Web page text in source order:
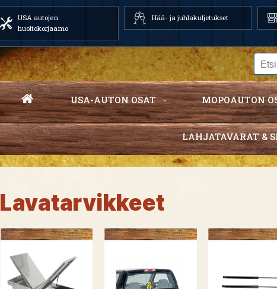
USA autojen
huoltokorjaamo
Hää- ja juhlakuljetukset
USA-AUTON OSAT MOPOAUTON
LAHJATAVARAT &
Lavatarvikkeet